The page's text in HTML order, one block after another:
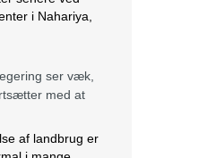
i mange
der ligger i
i Nigeria. I
af militante.
det som
bruger
der spænder fra
huse og